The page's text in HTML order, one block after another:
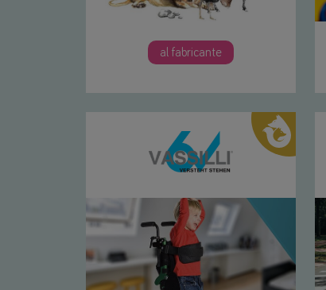
al fabricante